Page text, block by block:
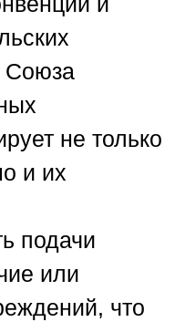
Союза
не только
и их
подачи
или
что